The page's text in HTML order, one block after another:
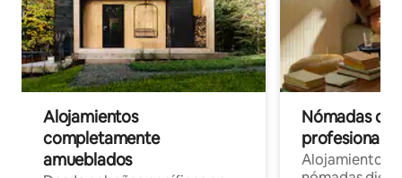
Alojamientos
completamente
amueblados
Nómadas
Alojamientos